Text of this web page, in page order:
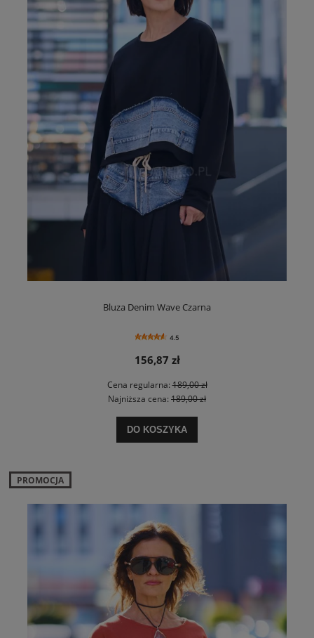
Bluza Denim Wave Czarna
4.5
156,87 zł
Cena regularna:189,00 zł
Najniższa cena: 189,00 zł
DO KOSZYKA
PROMOCJA